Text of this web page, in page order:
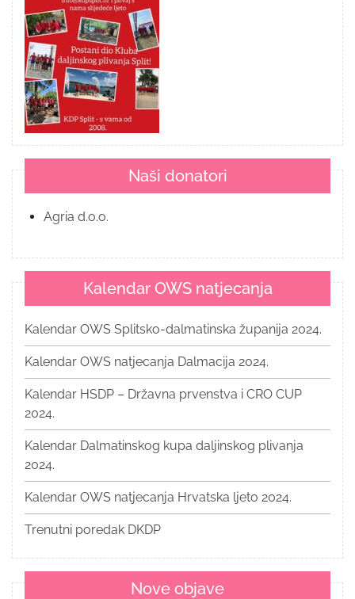
Naši donatori
Agria d.o.o.
Kalendar OWS natjecanja
Kalendar OWS Splitsko-dalmatinska županija 2024.
Kalendar OWS natjecanja Dalmacija 2024.
Kalendar HSDP – Državna prvenstva i CRO CUP
2024.
Kalendar Dalmatinskog kupa daljinskog plivanja
2024.
Kalendar OWS natjecanja Hrvatska ljeto 2024.
Trenutni poredak DKDP
Nove objave